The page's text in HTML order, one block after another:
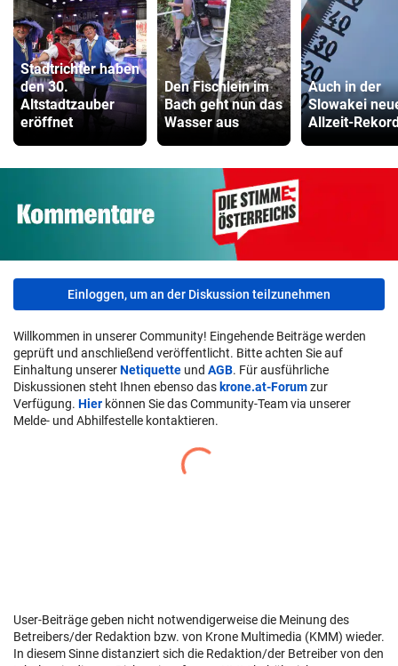
Stadtrichter haben
den 30.
Altstadtzauber
eröffnet
Den Fischlein im
Bach geht nun das
Wasser aus
Auch in der
Slowakei
Allzeit-
Einloggen, um an der Diskussion teilzunehmen
Willkommen in unserer Community! Eingehende Beiträge werden
geprüft und anschließend veröffentlicht. Bitte achten Sie auf
Einhaltung unsererNetiquette und AGB. Für ausführliche
Diskussionen steht Ihnen ebenso das krone.at-Forumzur
Verfügung. Hier können Sie das Community-Team via unserer
Melde- und Abhilfestelle kontaktieren.